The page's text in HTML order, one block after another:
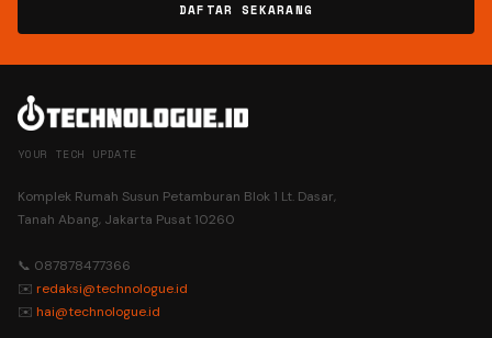
DAFTAR SEKARANG
YOUR TECH UPDATE
Komplek Rumah Susun Petamburan Blok 1 Lt. Dasar,
Tanah Abang, Jakarta Pusat 10260
📞 087878477366
✉️ redaksi@technologue.id
✉️ hai@technologue.id